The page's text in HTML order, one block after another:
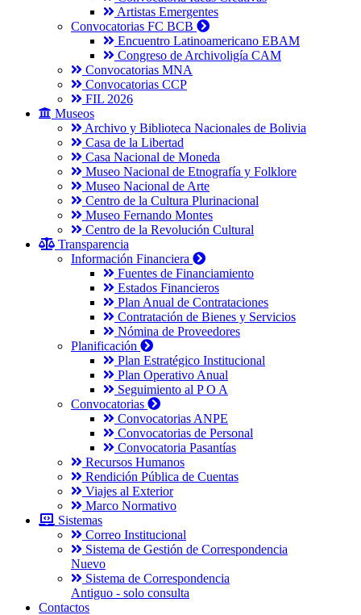
Artistas Emergentes
Convocatorias FC BCB
Encuentro Latinoamericano EBAM
Congreso de Archivoligía CAM
Convocatorias MNA
Convocatorias CCP
FIL 2026
Museos
Archivo y Biblioteca Nacionales de Bolivia
Casa de la Libertad
Casa Nacional de Moneda
Museo Nacional de Etnografía y Folklore
Museo Nacional de Arte
Centro de la Cultura Plurinacional
Museo Fernando Montes
Centro de la Revolución Cultural
Transparencia
Información Financiera
Fuentes de Financiamiento
Estados Financieros
Plan Anual de Contrataciones
Contratación de Bienes y Servicios
Nómina de Proveedores
Planificación
Plan Estratégico Institucional
Plan Operativo Anual
Seguimiento al P O A
Convocatorias
Convocatorias ANPE
Convocatorias de Personal
Convocatoria Pasantías
Recursos Humanos
Rendición Pública de Cuentas
Viajes al Exterior
Marco Normativo
Sistemas
Correo Institucional
Sistema de Gestión de Correspondencia
Nuevo
Sistema de Correspondencia
Antiguo - solo consulta
Contactos